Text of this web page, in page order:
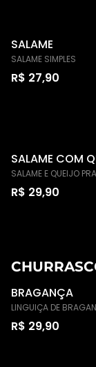
SALAME
SALAME SIMPLES
R$ 27,90
SALAME COM
SALAME E QUEIJO
R$ 29,90
BRAGANÇA
LINGUIÇA DE
R$ 29,90